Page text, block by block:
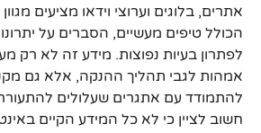
אתרים, בלוגים וערוצי וידאו מציעים
הכולל טיפים מעשיים, הסברים על
לפתרון בעיות נפוצות. מידע זה לא רק
אמהות לגבי תהליך ההנקה, אלא גם
להתמודד עם אתגרים שעלולים
חשוב לציין כי לא כל המידע הקיים